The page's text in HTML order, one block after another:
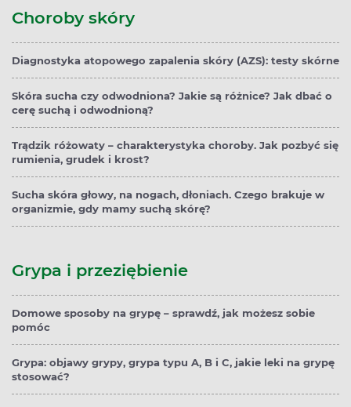
Choroby skóry
Diagnostyka atopowego zapalenia skóry (AZS): testy skórne
Skóra sucha czy odwodniona? Jakie są różnice? Jak dbać o
cerę suchą i odwodnioną?
Trądzik różowaty – charakterystyka choroby. Jak pozbyć się
rumienia, grudek i krost?
Sucha skóra głowy, na nogach, dłoniach. Czego brakuje w
organizmie, gdy mamy suchą skórę?
Grypa i przeziębienie
Domowe sposoby na grypę – sprawdź, jak możesz sobie
pomóc
Grypa: objawy grypy, grypa typu A, B i C, jakie leki na grypę
stosować?